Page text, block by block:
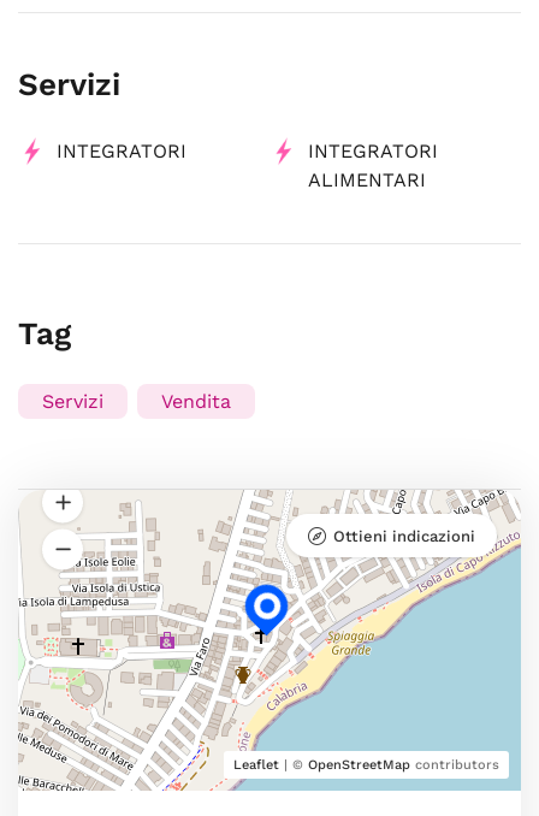
Servizi
INTEGRATORI
INTEGRATORI
ALIMENTARI
Tag
Servizi Vendita
Leaflet | © OpenStreetMap contributors
Ottieni indicazioni